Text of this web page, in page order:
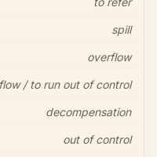
spill
overflow
/ to run out of control
decompensation
out of control